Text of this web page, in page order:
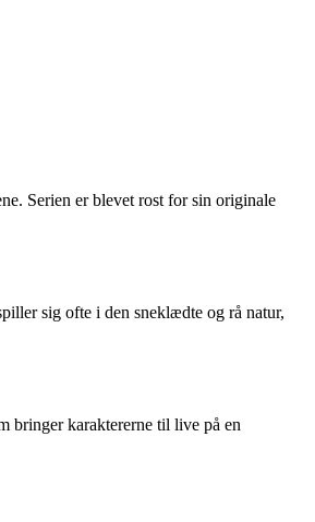
Serien er blevet rost for sin originale
sig ofte i den sneklædte og rå natur,
bringer karaktererne til live på en